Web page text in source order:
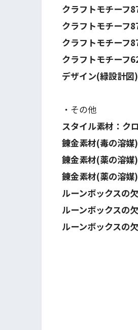
クラフトモチーフ
クラフトモチーフ
クラフトモチーフ
クラフトモチーフ
デザイン(緑設計
・その他
スタイル素材：ク
錬金素材(毒の溶
錬金素材(薬の溶
錬金素材(薬の溶
ルーンボックスの
ルーンボックスの
ルーンボックスの